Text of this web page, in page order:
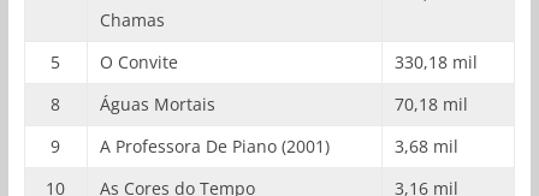
Chamas
5 O Convite
330,18 mil
8
Águas Mortais
70,18 mil
9
A Professora De Piano (2001)
3,68 mil
10
As Cores do Tempo 3,16 mil